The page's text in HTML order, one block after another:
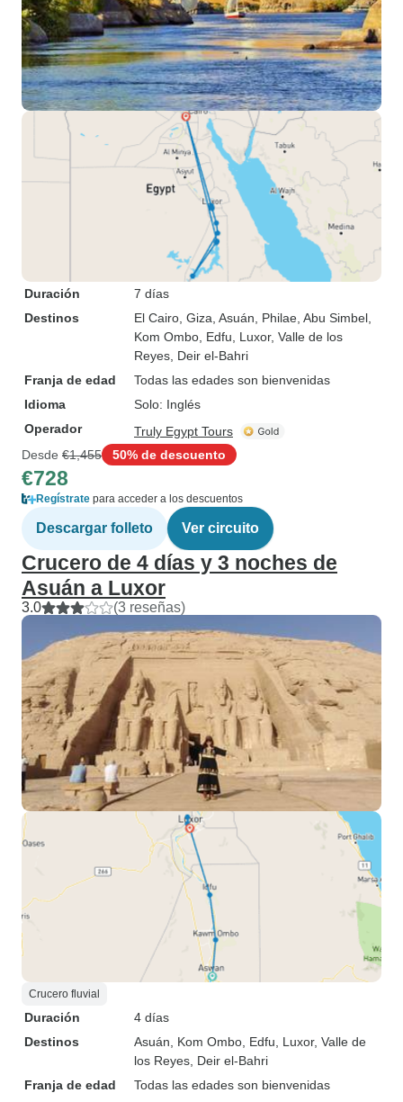
Duración
7 días
Destinos
El Cairo , Giza , Asuán , Philae , Abu Simbel
Kom Ombo , Edfu , Luxor, Valle de los
Reyes , Deir el-Bahri
Franja de edad
Todas las edades son bienvenidas
Idioma
Solo: Inglés
Operador
Truly Egypt Tours
Desde €1,455 50% de descuento
€728
Regístrate para acceder a los descuentos
Descargar folleto Ver circuito
Crucero de 4 días y 3 noches de
Asuán a Luxor
3.0 (3 reseñas)
Crucero fluvial
Duración
4 días
Destinos
Asuán , Kom Ombo , Edfu , Luxor, Valle de
los Reyes , Deir el-Bahri
Franja de edad
Todas las edades son bienvenidas